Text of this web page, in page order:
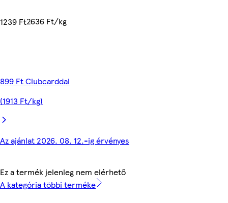
1239 Ft2636 Ft/kg
899 Ft Clubcarddal
(1913 Ft/kg)
Az ajánlat 2026. 08. 12.-ig érvényes
Ez a termék jelenleg nem elérhető
A kategória többi terméke